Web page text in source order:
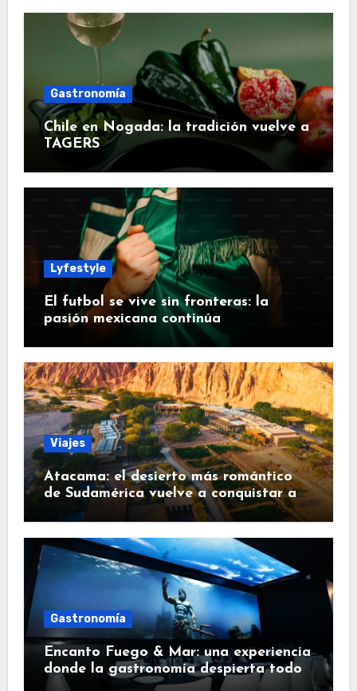
Gastronomía
Chile en Nogada: la tradición vuelve a
TAGERS
Lyfestyle
El futbol se vive sin fronteras: la
pasión mexicana continúa
Viajes
Atacama: el desierto más romántico
de Sudamérica vuelve a conquistar a
los viajeros
Gastronomía
Encanto Fuego & Mar: una experiencia
donde la gastronomía despierta todos
los sentidos